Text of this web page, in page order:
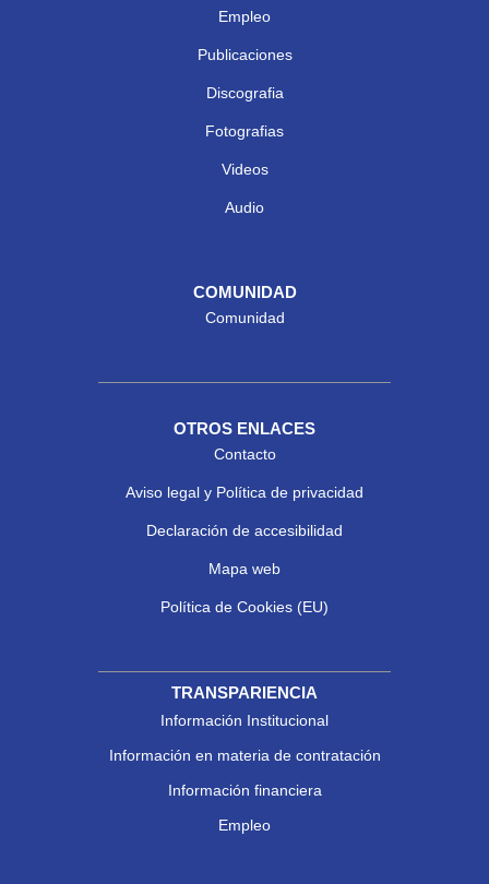
Empleo
Publicaciones
Discografia
Fotografias
Videos
Audio
COMUNIDAD
Comunidad
OTROS ENLACES
Contacto
Aviso legal y Política de privacidad
Declaración de accesibilidad
Mapa web
Política de Cookies (EU)
TRANSPARIENCIA
Información Institucional
Información en materia de contratación
Información financiera
Empleo